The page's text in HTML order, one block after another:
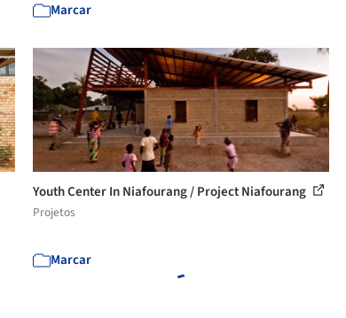
Marcar
Youth Center In Niafourang / Project Niafourang
Projetos
Marcar